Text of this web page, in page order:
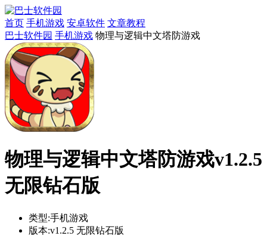
首页 手机游戏 安卓软件 文章教程
巴士软件园 手机游戏 物理与逻辑中文塔防游戏
物理与逻辑中文塔防游戏v1.2.5
无限钻石版
类型:手机游戏
版本:v1.2.5 无限钻石版